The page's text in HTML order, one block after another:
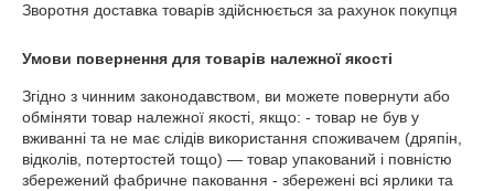
Зворотня доставка товарів здійснюється за рахунок покупця
Умови повернення для товарів належної якості
Згідно з чинним законодавством, ви можете повернути або
обміняти товар належної якості, якщо: - товар не був у
вживанні та не має слідів використання споживачем (дряпін,
відколів, потертостей тощо) — товар упакований і повністю
збережений фабричне паковання - збережені всі ярлики та